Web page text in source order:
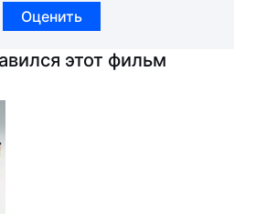
Оценить
этот фильм